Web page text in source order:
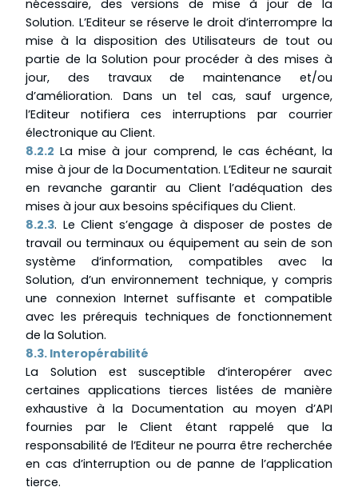
nécessaire, des versions de mise à jour de la
Solution. L’Editeur se réserve le droit d’interrompre la
mise à la disposition des Utilisateurs de tout ou
partie de la Solution pour procéder à des mises à
jour, des travaux de maintenance et/ou
d’amélioration. Dans un tel cas, sauf urgence,
l’Editeur notifiera ces interruptions par courrier
électronique au Client.
8.2.2 La mise à jour comprend, le cas échéant, la
mise à jour de la Documentation. L’Editeur ne saurait
en revanche garantir au Client l’adéquation des
mises à jour aux besoins spécifiques du Client.
8.2.3. Le Client s’engage à disposer de postes de
travail ou terminaux ou équipement au sein de son
système d’information, compatibles avec la
Solution, d’un environnement technique, y compris
une connexion Internet suffisante et compatible
avec les prérequis techniques de fonctionnement
de la Solution.
8.3. Interopérabilité
La Solution est susceptible d’interopérer avec
certaines applications tierces listées de manière
exhaustive à la Documentation au moyen d’API
fournies par le Client étant rappelé que la
responsabilité de l’Editeur ne pourra être recherchée
en cas d’interruption ou de panne de l’application
tierce.